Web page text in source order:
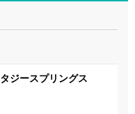
ジースプリングス